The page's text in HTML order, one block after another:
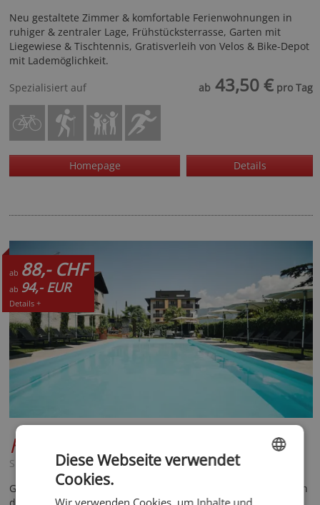
Neu gestaltete Zimmer & komfortable Ferienwohnungen in
ruhiger & zentraler Lage, Frühstücksterrasse, Garten mit
Liegewiese & Tischtennis, Gratisverleih von Velos & Bike-Depot
mit Lademöglichkeit.
Spezialisiert auf
ab 43,50 € pro Tag
Homepage Details
ab 88,- CHF
ab 94,- EUR
Details +
Hotel Traminerhof
Südtirol Süden - Tramin
Good Life. Cool Ride. Ferien im familiengeführten Bikehotel an
Diese Webseite verwendet
Cookies.
Wir verwenden Cookies, um Inhalte und